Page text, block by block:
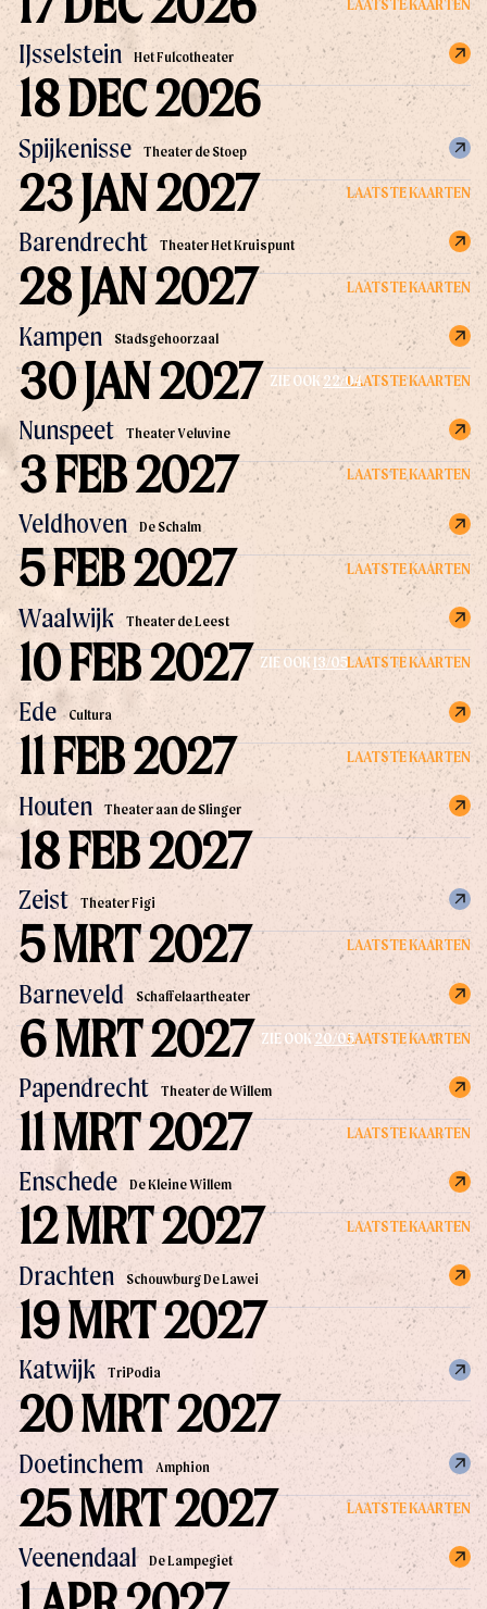
IJsselstein Het Fulcotheater
Spijkenisse Theater de Stoep
18 DEC 2026
LAATSTE KAARTEN
Barendrecht Theater Het Kruispunt
23 JAN 2027
LAATSTE KAARTEN
Kampen Stadsgehoorzaal
28 JAN 2027
LAATSTE KAARTEN
Nunspeet Theater Veluvine
ZIE OOK 22/04
30 JAN 2027
LAATSTE KAARTEN
Veldhoven De Schalm
3 FEB 2027
LAATSTE KAARTEN
Waalwijk Theater de Leest
5 FEB 2027
LAATSTE KAARTEN
Ede Cultura
ZIE OOK 13/05
10 FEB 2027
LAATSTE KAARTEN
Houten Theater aan de Slinger
11 FEB 2027
Zeist Theater Figi
18 FEB 2027
LAATSTE KAARTEN
Barneveld Schaffelaartheater
5 MRT 2027
LAATSTE KAARTEN
Papendrecht Theater de Willem
ZIE OOK 20/05
6 MRT 2027
LAATSTE KAARTEN
Enschede De Kleine Willem
11 MRT 2027
LAATSTE KAARTEN
Drachten Schouwburg De Lawei
12 MRT 2027
Katwijk TriPodia
19 MRT 2027
Doetinchem Amphion
20 MRT 2027
LAATSTE KAARTEN
Veenendaal De Lampegiet
25 MRT 2027